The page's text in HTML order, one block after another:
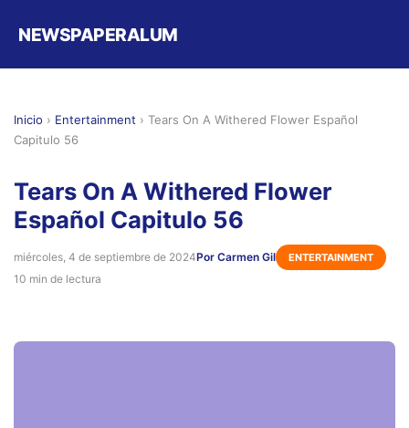
NEWSPAPERALUM
Inicio › Entertainment › Tears On A Withered Flower Español
Capitulo 56
Tears On A Withered Flower
Español Capitulo 56
miércoles, 4 de septiembre de 2024Por Carmen Gil ENTERTAINMENT
10 min de lectura